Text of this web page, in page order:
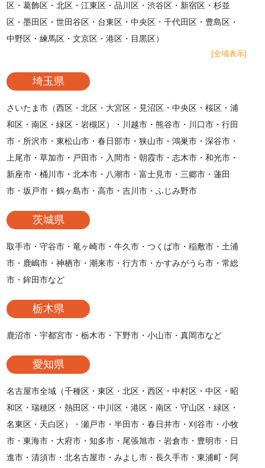
区・葛飾区・北区・江東区・品川区・渋谷区・新宿区・杉並
区・墨田区・世田谷区・台東区・中央区・千代田区・豊島区・
中野区・練馬区・文京区・港区・目黒区）
[全域表示]
埼玉県
さいたま市（西区・北区・大宮区・見沼区・中央区・桜区・浦
和区・南区・緑区・岩槻区）・川越市・熊谷市・川口市・行田
市・所沢市・東松山市・春日部市・狭山市・鴻巣市・深谷市・
上尾市・草加市・戸田市・入間市・朝霞市・志木市・和光市・
新座市・桶川市・北本市・八潮市・富士見市・三郷市・蓮田
市・坂戸市・鶴ヶ島市・高市・吉川市・ふじみ野市
茨城県
取手市・守谷市・竜ヶ崎市・牛久市・つくば市・稲敷市・土浦
市・鹿嶋市・神栖市・潮来市・行方市・かすみがうら市・常総
市・鉾田市など
栃木県
鹿沼市・宇都宮市・栃木市・下野市・小山市・真岡市など
愛知県
名古屋市全域（千種区・東区・北区・西区・中村区・中区・昭
和区・瑞穂区・熱田区・中川区・港区・南区・守山区・緑区・
名東区・天白区）・瀬戸市・半田市・春日井市・刈谷市・小牧
市・東海市・大府市・知多市・尾張旭市・岩倉市・豊明市・日
進市・清須市・北名古屋市・みよし市・長久手市・東浦町・阿